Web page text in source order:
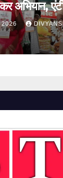
अभियान, एंटी
जागरूक|
2026